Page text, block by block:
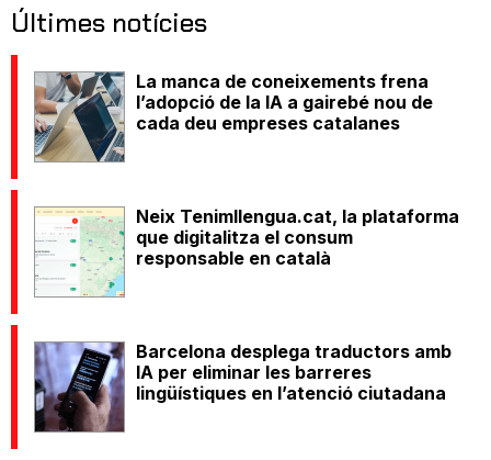
Últimes notícies
La manca de coneixements frena
l’adopció de la IA a gairebé nou de
cada deu empreses catalanes
Neix Tenimllengua.cat, la plataforma
que digitalitza el consum
responsable en català
Barcelona desplega traductors amb
IA per eliminar les barreres
lingüístiques en l’atenció ciutadana